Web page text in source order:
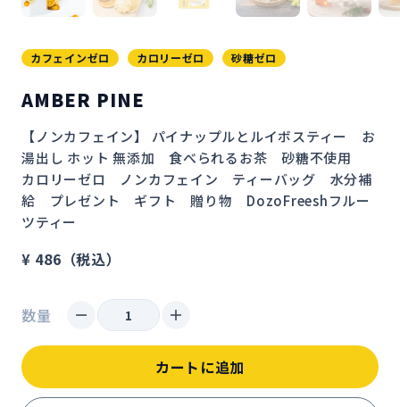
カフェインゼロ カロリーゼロ 砂糖ゼロ
AMBER PINE
【ノンカフェイン】 パイナップルとルイボスティー　お
湯出し ホット 無添加　食べられるお茶　砂糖不使用
カロリーゼロ　ノンカフェイン　ティーバッグ　水分補
給　プレゼント　ギフト　贈り物　DozoFreeshフルー
ツティー
¥ 486（税込）
数量
カートに追加